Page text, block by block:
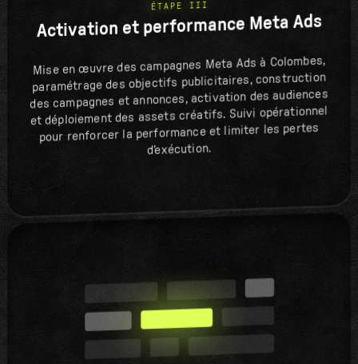
ÉTAPE III
Activation et performance Meta Ads
Mise en œuvre des campagnes Meta Ads à Colombes,
paramétrage des objectifs publicitaires, construction
des campagnes et annonces, activation des audiences
et déploiement des assets créatifs. Suivi opérationnel
pour renforcer la performance et limiter les pertes
d’exécution.